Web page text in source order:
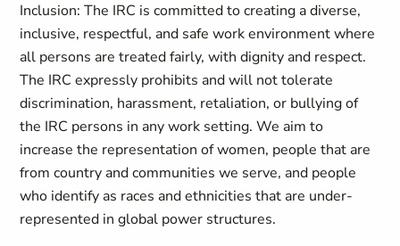
Inclusion:The IRC is committed to creating a diverse,
inclusive, respectful, and safe work environment where
all persons are treated fairly, with dignity and respect.
The IRC expressly prohibits and will not tolerate
discrimination, harassment, retaliation, or bullying of
the IRC persons in any work setting. We aim to
increase the representation of women, people that are
from country and communities we serve, and people
who identify as races and ethnicities that are under-
represented in global power structures.